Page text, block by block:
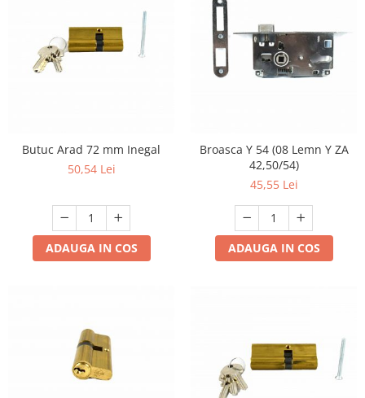
Butuc Arad 72 mm Inegal
50,54 Lei
ADAUGA IN COS
Broasca Y 54 (08 Lemn Y ZA
42,50/54)
45,55 Lei
ADAUGA IN COS